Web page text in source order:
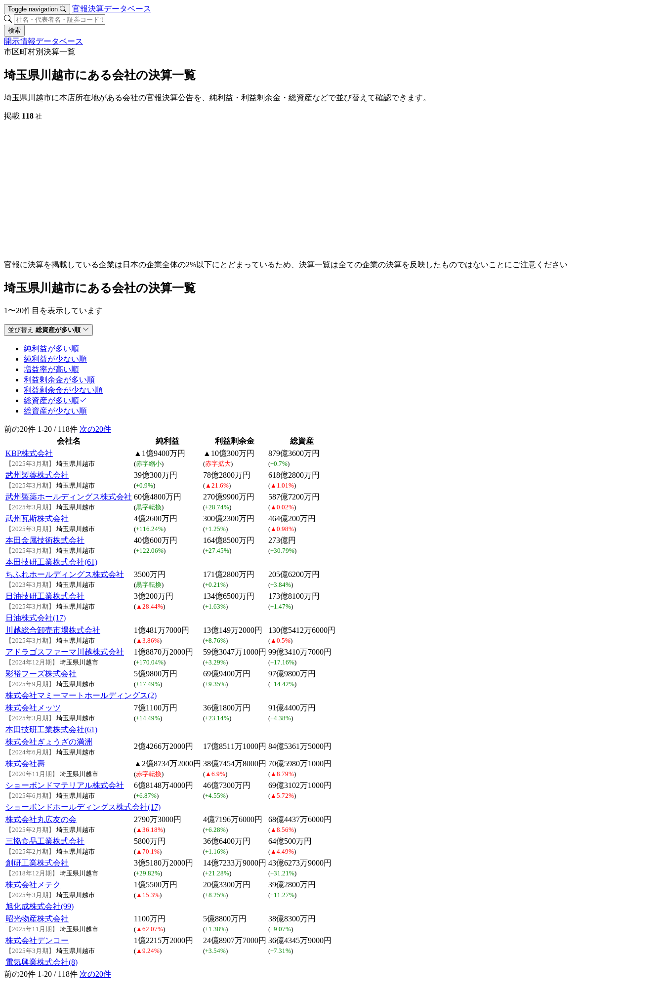
Toggle navigation 官報決算データベース
検索
開示情報データベース
市区町村別決算一覧
埼玉県川越市にある会社の決算一覧
埼玉県川越市に本店所在地がある会社の官報決算公告を、純利益・利益剰余金・総資産などで並び替えて確認できます。
掲載 118 社
官報に決算を掲載している企業は日本の企業全体の2%以下にとどまっているため、決算一覧は全ての企業の決算を反映したものではないことにご注意ください
埼玉県川越市にある会社の決算一覧
1〜20件目を表示しています
並び替え 総資産が多い順
純利益が多い順
純利益が少ない順
増益率が高い順
利益剰余金が多い順
利益剰余金が少ない順
総資産が多い順
総資産が少ない順
前の20件 1-20 / 118件 次の20件
会社名
純利益 利益剰余金
総資産
KBP株式会社
【2025年3月期】 埼玉県川越市
▲1億9400万円
(赤字縮小)
▲10億300万円
(赤字拡大)
879億3600万円
(+0.7%)
武州製薬株式会社
【2025年3月期】 埼玉県川越市
39億300万円
(+0.9%)
78億2800万円
( ▲21.6%)
618億2800万円
( ▲1.01%)
武州製薬ホールディングス株式会社
【2025年3月期】 埼玉県川越市
60億4800万円
(黒字転換)
270億9900万円
(+28.74%)
587億7200万円
( ▲0.02%)
武州瓦斯株式会社
【2025年3月期】 埼玉県川越市
4億2600万円
(+116.24%)
300億2300万円
(+1.25%)
464億200万円
( ▲0.98%)
本田金属技術株式会社
【2025年3月期】 埼玉県川越市
40億600万円
(+122.06%)
164億8500万円
(+27.45%)
273億円
(+30.79%)
本田技研工業株式会社(61)
ちふれホールディングス株式会社
【2023年3月期】 埼玉県川越市
3500万円
(黒字転換)
171億2800万円
(+0.21%)
205億6200万円
(+3.84%)
日油技研工業株式会社
【2025年3月期】 埼玉県川越市
3億200万円
( ▲28.44%)
134億6500万円
(+1.63%)
173億8100万円
(+1.47%)
日油株式会社(17)
川越総合卸売市場株式会社
【2025年3月期】 埼玉県川越市
1億481万7000円
( ▲3.86%)
13億149万2000円
(+8.76%)
130億5412万6000円
( ▲0.5%)
アドラゴスファーマ川越株式会社
【2024年12月期】 埼玉県川越市
1億8870万2000円
(+170.04%)
59億3047万1000円
(+3.29%)
99億3410万7000円
(+17.16%)
彩裕フーズ株式会社
【2025年9月期】 埼玉県川越市
5億9800万円
(+17.49%)
69億9400万円
(+9.35%)
97億9800万円
(+14.42%)
株式会社マミーマートホールディングス(2)
株式会社メッツ
【2025年3月期】 埼玉県川越市
7億1100万円
(+14.49%)
36億1800万円
(+23.14%)
91億4400万円
(+4.38%)
本田技研工業株式会社(61)
株式会社ぎょうざの満洲
【2024年6月期】 埼玉県川越市
2億4266万2000円 17億8511万1000円 84億5361万5000円
株式会社壽
【2020年11月期】 埼玉県川越市
▲2億8734万2000円
(赤字転換)
38億7454万8000円
( ▲6.9%)
70億5980万1000円
( ▲8.79%)
ショーボンドマテリアル株式会社
【2025年6月期】 埼玉県川越市
6億8148万4000円
(+6.87%)
46億7300万円
(+4.55%)
69億3102万1000円
( ▲5.72%)
ショーボンドホールディングス株式会社(17)
株式会社丸広友の会
【2025年2月期】 埼玉県川越市
2790万3000円
( ▲36.18%)
4億7196万6000円
(+6.28%)
68億4437万6000円
( ▲8.56%)
三協食品工業株式会社
【2025年2月期】 埼玉県川越市
5800万円
( ▲70.1%)
36億6400万円
(+1.16%)
64億500万円
( ▲4.49%)
創研工業株式会社
【2018年12月期】 埼玉県川越市
3億5180万2000円
(+29.82%)
14億7233万9000円
(+21.28%)
43億6273万9000円
(+31.21%)
株式会社メテク
【2025年3月期】 埼玉県川越市
1億5500万円
( ▲15.3%)
20億3300万円
(+8.25%)
39億2800万円
(+11.27%)
旭化成株式会社(99)
昭光物産株式会社
【2025年11月期】 埼玉県川越市
1100万円
( ▲62.07%)
5億8800万円
(+1.38%)
38億8300万円
(+9.07%)
株式会社デンコー
【2025年3月期】 埼玉県川越市
1億2215万2000円
( ▲9.24%)
24億8907万7000円
(+3.54%)
36億4345万9000円
(+7.31%)
電気興業株式会社(8)
前の20件 1-20 / 118件 次の20件